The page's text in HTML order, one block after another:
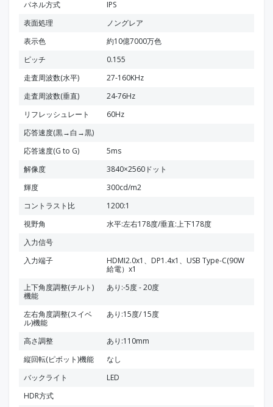
パネル方式
IPS
表面処理
ノングレア
表示色
約10億7000万色
ピッチ
0.155
走査周波数(水平)
27-160KHz
走査周波数(垂直)
24-76Hz
リフレッシュレート
60Hz
応答速度(黒→白→黒)
応答速度(G to G)
5ms
解像度
3840×2560ドット
輝度
300cd/m2
コントラスト比
1200:1
視野角
水平:左右178度/垂直:上下178度
入力信号
入力端子
HDMI2.0x1、DP1.4x1、USB Type-C(90W
給電）x1
上下角度調整(チルト)
機能
あり:-5度 - 20度
左右角度調整(スイベ
ル)機能
あり:15度/ 15度
高さ調整
あり:110mm
縦回転(ピボット)機能
なし
バックライト
LED
HDR方式